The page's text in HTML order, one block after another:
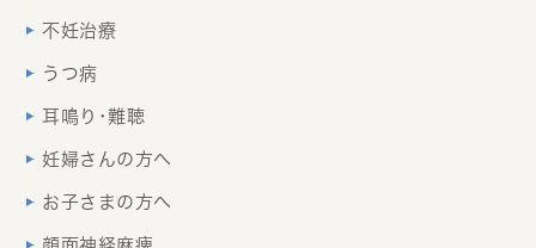
不妊治療
うつ病
耳鳴り･難聴
妊婦さんの方へ
お子さまの方へ